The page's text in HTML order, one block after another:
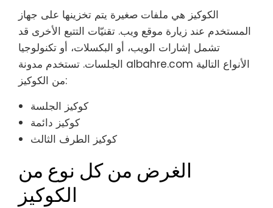
الكوكيز هي ملفات صغيرة يتم تخزينها على جهاز
المستخدم عند زيارة موقع ويب. تقنيّات التتبع الأخرى قد
تشمل إشارات الويب، أو البكسلات، أو تكنولوجيا
الجلسات. تستخدم مدونة albahre.com الأنواع التالية
من الكوكيز:
كوكيز الجلسة
كوكيز دائمة
كوكيز الطرف الثالث
الغرض من كل نوع من
الكوكيز